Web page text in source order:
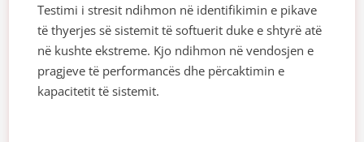
Testimi i stresit ndihmon në identifikimin e pikave
të thyerjes së sistemit të softuerit duke e shtyrë atë
në kushte ekstreme. Kjo ndihmon në vendosjen e
pragjeve të performancës dhe përcaktimin e
kapacitetit të sistemit.